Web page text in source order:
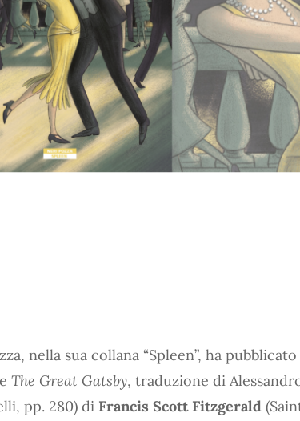
nella sua collana “Spleen”, ha pubblicato
The Great Gatsby, traduzione di
pp. 280) di Francis Scott Fitzgerald